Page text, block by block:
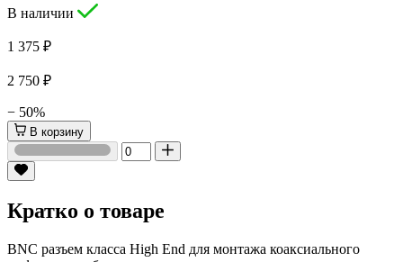
В наличии
1 375 ₽
2 750 ₽
− 50%
В корзину
Кратко о товаре
BNC разъем класса High End для монтажа коаксиального